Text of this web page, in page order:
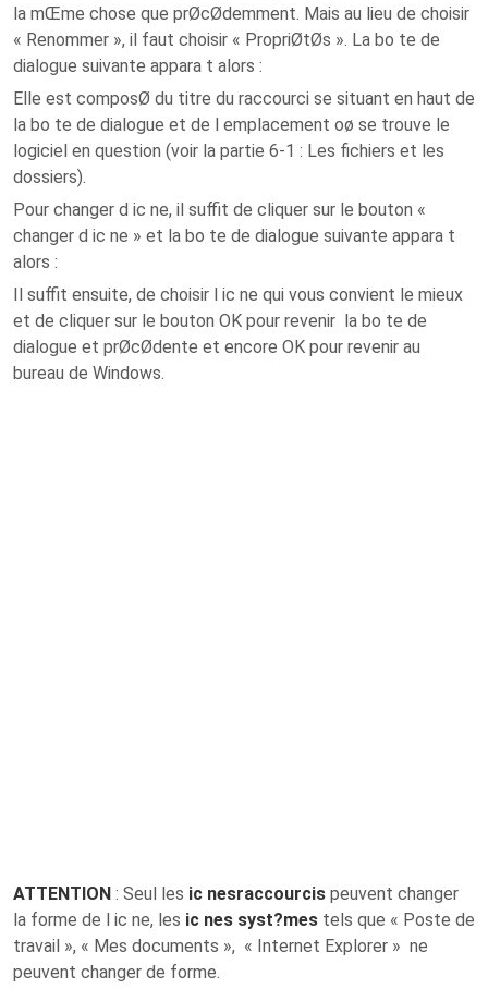
la mŒme chose que prØcØdemment. Mais au lieu de choisir
« Renommer », il faut choisir « PropriØtØs ». La bo te de
dialogue suivante appara t alors :
Elle est composØ du titre du raccourci se situant en haut de
la bo te de dialogue et de l emplacement oø se trouve le
logiciel en question (voir la partie 6-1 : Les fichiers et les
dossiers).
Pour changer d ic ne, il suffit de cliquer sur le bouton «
changer d ic ne » et la bo te de dialogue suivante appara t
alors :
Il suffit ensuite, de choisir l ic ne qui vous convient le mieux
et de cliquer sur le bouton OK pour revenir la bo te de
dialogue et prØcØdente et encore OK pour revenir au
bureau de Windows.
ATTENTION : Seul les ic nesraccourcis peuvent changer
la forme de l ic ne, les ic nes syst?mes tels que « Poste de
travail », « Mes documents », « Internet Explorer » ne
peuvent changer de forme.